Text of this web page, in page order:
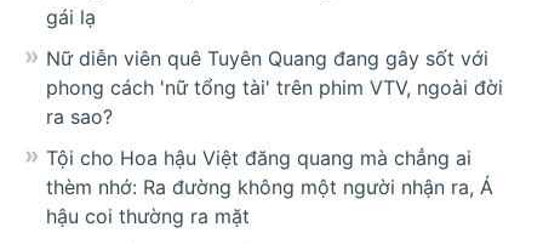
gái lạ
Nữ diễn viên quê Tuyên Quang đang gây sốt với
phong cách 'nữ tổng tài' trên phim VTV, ngoài đời
ra sao?
Tội cho Hoa hậu Việt đăng quang mà chẳng ai
thèm nhớ: Ra đường không một người nhận ra, Á
hậu coi thường ra mặt